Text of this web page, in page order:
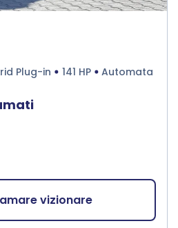
Plug-in 141 HP Automata
vizionare